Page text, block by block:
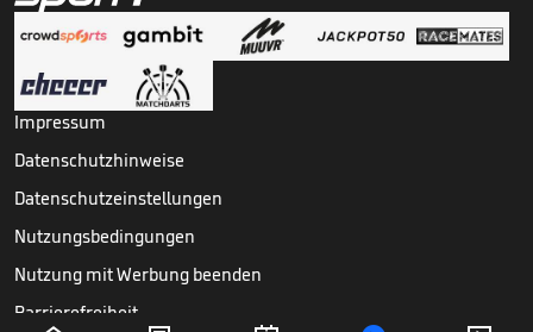
Impressum
Datenschutzhinweise
Datenschutzeinstellungen
Nutzungsbedingungen
Nutzung mit Werbung beenden
Barrierefreiheit